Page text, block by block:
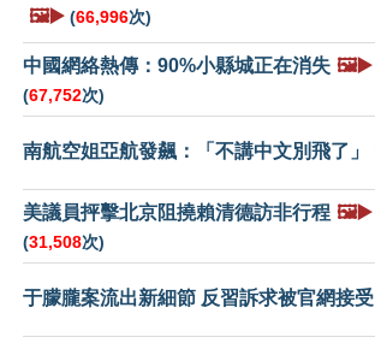
🖼️▶️ (66,996次)
中國網絡熱傳：90%小縣城正在消失 🖼️▶️
(67,752次)
南航空姐亞航發飆：「不講中文別飛了」
美議員抨擊北京阻撓賴清德訪非行程 🖼️▶️
(31,508次)
于朦朧案流出新細節 反習訴求被官網接受